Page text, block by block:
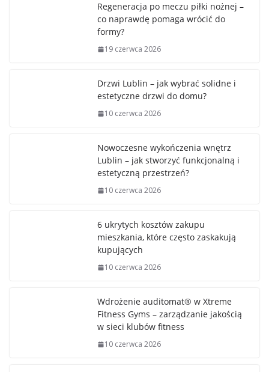
Regeneracja po meczu piłki nożnej –
co naprawdę pomaga wrócić do
formy?
19 czerwca 2026
Drzwi Lublin – jak wybrać solidne i
estetyczne drzwi do domu?
10 czerwca 2026
Nowoczesne wykończenia wnętrz
Lublin – jak stworzyć funkcjonalną i
estetyczną przestrzeń?
10 czerwca 2026
6 ukrytych kosztów zakupu
mieszkania, które często zaskakują
kupujących
10 czerwca 2026
Wdrożenie auditomat® w Xtreme
Fitness Gyms – zarządzanie jakością
w sieci klubów fitness
10 czerwca 2026